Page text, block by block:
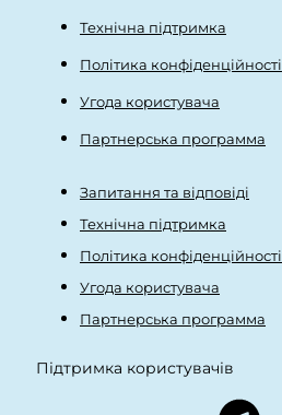
Технічна підтримка
Політика конфіденційності
Угода користувача
Партнерська программа
Запитання та відповіді
Технічна підтримка
Політика конфіденційності
Угода користувача
Партнерська программа
Підтримка користувачів